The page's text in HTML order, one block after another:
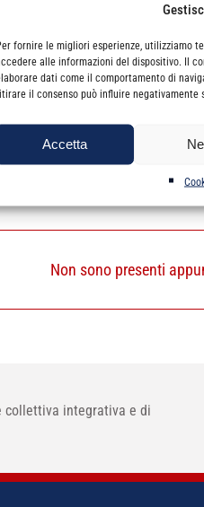
fornire le migliori esperienze, utilizziamo
alle informazioni del dispositivo. Il
dati come il comportamento di
il consenso può influire
Accetta
e studi sulla cultura dei
Non sono presenti
collettiva integrativa e di